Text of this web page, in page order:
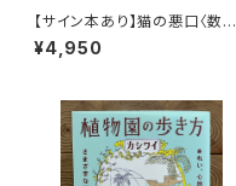
【サイン本あり】猫の悪口〈数量
限定・オリジナルトート付き〉
¥4,950